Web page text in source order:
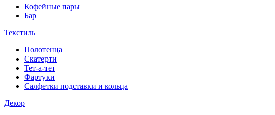
Кофейные пары
Бар
Текстиль
Полотенца
Скатерти
Тет-а-тет
Фартуки
Салфетки подставки и кольца
Декор